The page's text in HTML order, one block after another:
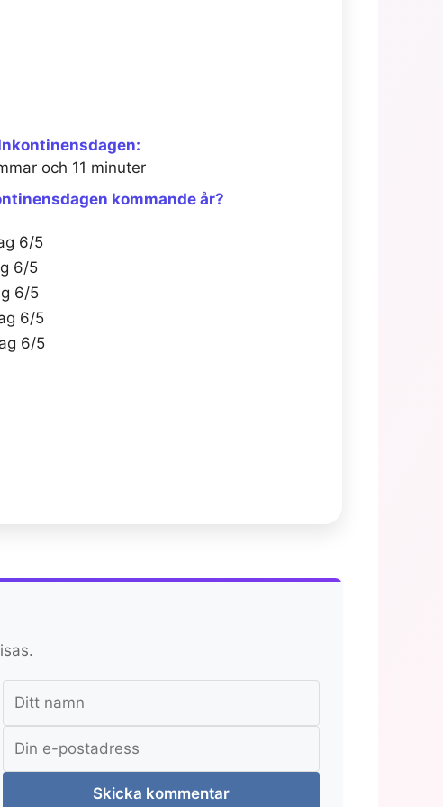
och 11 minuter
kommande år?
6/5
6/5
6/5
6/5
6/5
Skicka kommentar